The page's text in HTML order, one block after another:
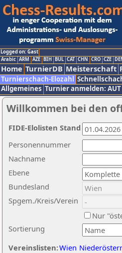
Logged on: Gast
Arabic ARM AZE BIH BUL CAT CHN CRO CZE
Home TurnierDB Meisterschaft
Turnierschach-Elozahl
Allgemeines Turnier anmelden: AUT
Willkommen bei den
Nachname
Ebene
Sortierung
Personennummer
Bundesland
Spgem./Kreis/Verein
Nur
Vereinslisten:Wien
FIDE-Elolisten Stand